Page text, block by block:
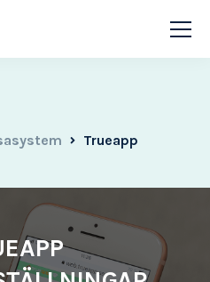
Trueapp